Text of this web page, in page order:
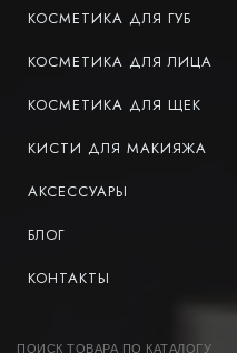
КОСМЕТИКА ДЛЯ ГУБ
КОСМЕТИКА ДЛЯ ЛИЦА
КОСМЕТИКА ДЛЯ ЩЕК
КИСТИ ДЛЯ МАКИЯЖА
АКСЕССУАРЫ
БЛОГ
КОНТАКТЫ